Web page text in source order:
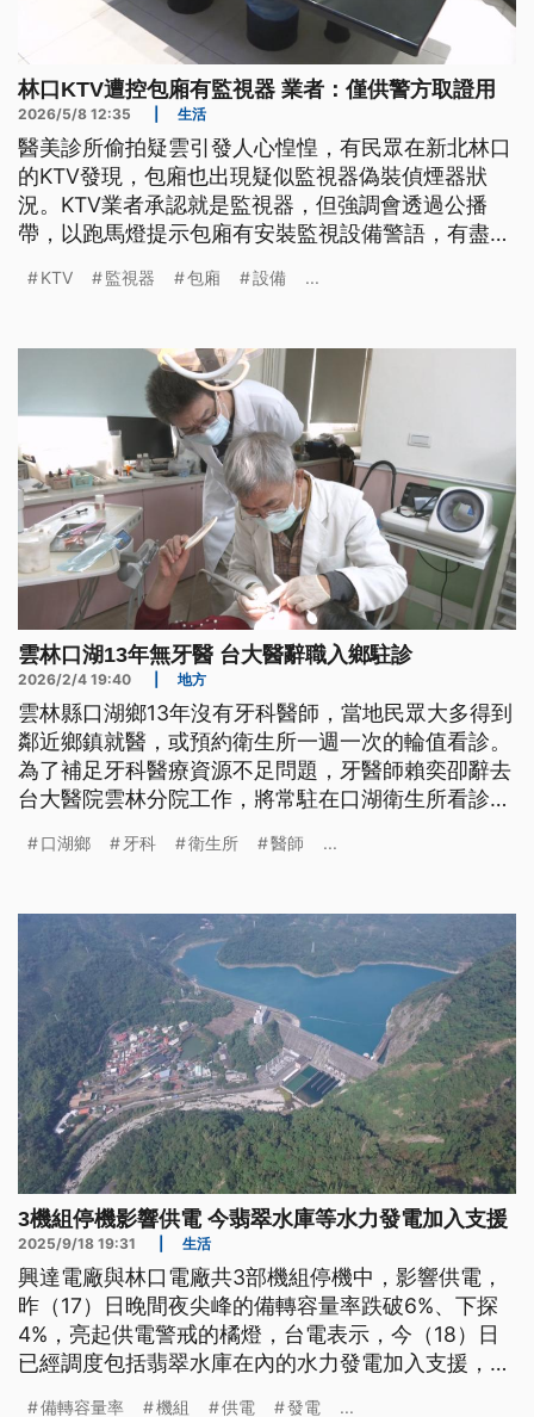
林口KTV遭控包廂有監視器 業者：僅供警方取證用
2026/5/8 12:35 生活
醫美診所偷拍疑雲引發人心惶惶，有民眾在新北林口
的KTV發現，包廂也出現疑似監視器偽裝偵煙器狀
況。KTV業者承認就是監視器，但強調會透過公播
帶，以跑馬燈提示包廂有安裝監視設備警語，有盡到
於要如何辨別假偵煙器，消防專家提醒，真正的偵煙
防業者則提醒，想揪出針孔鏡頭還是得靠專業器材。
KTV 監視器 包廂 設備 ...
雲林口湖13年無牙醫 台大醫辭職入鄉駐診
2026/2/4 19:40 地方
雲林縣口湖鄉13年沒有牙科醫師，當地民眾大多得到
鄰近鄉鎮就醫，或預約衛生所一週一次的輪值看診。
為了補足牙科醫療資源不足問題，牙醫師賴奕卲辭去
台大醫院雲林分院工作，將常駐在口湖衛生所看診。
缺口，守護偏鄉民眾。
口湖鄉 牙科 衛生所 醫師 ...
3機組停機影響供電 今翡翠水庫等水力發電加入支援
2025/9/18 19:31 生活
興達電廠與林口電廠共3部機組停機中，影響供電，
昨（17）日晚間夜尖峰的備轉容量率跌破6%、下探
4%，亮起供電警戒的橘燈，台電表示，今（18）日
已經調度包括翡翠水庫在內的水力發電加入支援，今
備轉容量率 機組 供電 發電 ...